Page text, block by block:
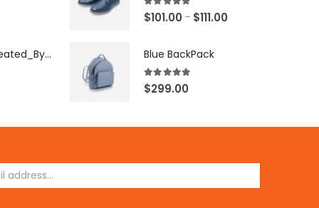
[X503248Z]_Created_By_FB
5.00 out of 5
$101.00 – $111.00
Blue BackPack
5.00out of 5
$299.00